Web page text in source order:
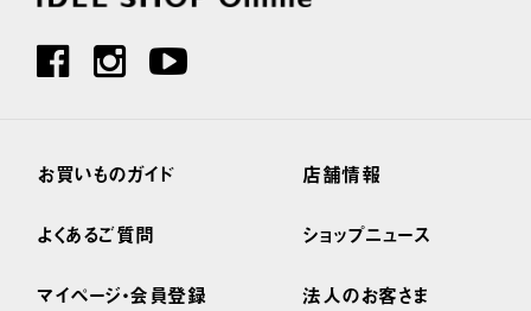
お買いものガイド
よくあるご質問
マイページ・会員登録
店舗情報
ショップニュース
法人のお客さま